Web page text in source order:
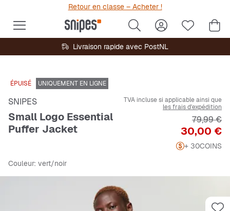
Retour en classe – Acheter !
Livraison rapide avec PostNL
ÉPUISÉ UNIQUEMENT EN LIGNE
SNIPES
Small Logo Essential
Puffer Jacket
TVA incluse si applicable ainsi que
les frais d'expédition
Prix
30,00 €
Prix
79,99 €
+ 30COINS
Couleur: vert/noir